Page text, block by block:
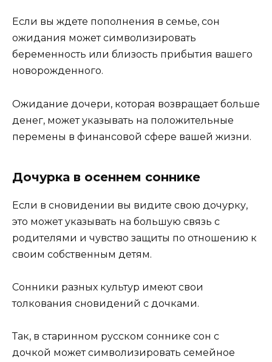
Если вы ждете пополнения в семье, сон
ожидания может символизировать
беременность или близость прибытия вашего
новорожденного.
Ожидание дочери, которая возвращает больше
денег, может указывать на положительные
перемены в финансовой сфере вашей жизни.
Дочурка в осеннем соннике
Если в сновидении вы видите свою дочурку,
это может указывать на большую связь с
родителями и чувство защиты по отношению к
своим собственным детям.
Сонники разных культур имеют свои
толкования сновидений с дочками.
Так, в старинном русском соннике сон с
дочкой может символизировать семейное